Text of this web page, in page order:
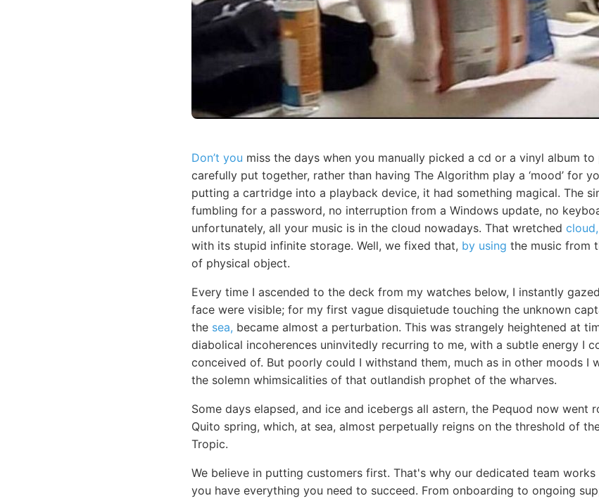
Don’t you miss the days when you manually picked a cd or a vinyl album
carefully put together, rather than having The Algorithm play a ‘mood’ for
putting a cartridge into a playback device, it had something magical. The
fumbling for a password, no interruption from a Windows update, no
unfortunately, all your music is in the cloud nowadays. That wretched
with its stupid infinite storage. Well, we fixed that, by using the music from
of physical object.
Every time I ascended to the deck from my watches below, I instantly
face were visible; for my first vague disquietude touching the unknown
the sea, became almost a perturbation. This was strangely heightened at
diabolical incoherences uninvitedly recurring to me, with a subtle energy I
conceived of. But poorly could I withstand them, much as in other moods I
the solemn whimsicalities of that outlandish prophet of the wharves.
Some days elapsed, and ice and icebergs all astern, the Pequod now went
Quito spring, which, at sea, almost perpetually reigns on the threshold of
Tropic.
We believe in putting customers first. That's why our dedicated team
you have everything you need to succeed. From onboarding to ongoing